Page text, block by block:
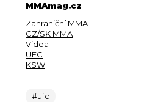
MMAmag.cz
Zahraniční MMA
CZ/SK MMA
Videa
UFC
KSW
#ufc